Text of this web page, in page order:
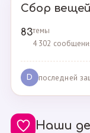
Сбор вещей
83темы
4 302
D последней
Наши